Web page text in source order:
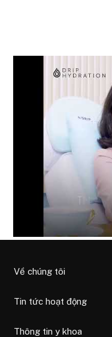
Về chúng tôi
Tin tức hoạt động
Thông tin y khoa